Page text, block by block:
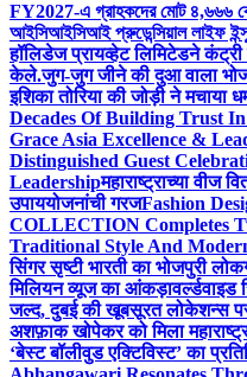
FY2027-এ গ্রাহকদের মোট ৪,৬৬৬
আইসিআইসিআই প্রুডেন্সিয়াল লাইফ
हॉलिडेज प्रायव्हेट लिमिटेडने
केले.जुग-जुग जीने की दुआ वाला
इशिका तोरिया की जोड़ी ने मचाया
Decades Of Building Trust
Grace Asia Excellence &
Distinguished Guest
Leadershipमहाराष्ट्राच्या वीज
उपाययोजनांची गरजFashion
COLLECTION Completes
Traditional Style And
सिंगर सृष्टी भारती का भोजपुरी
मिलियन व्यूज का आंकड़ावर्ल्डवाइड
जल्द, दुबई की खूबसूरत लोकेशन्स पर
अशफ़ाक खोपेकर को मिला
‘बेस्ट बॉलीवुड एक्टिविस्ट’ का